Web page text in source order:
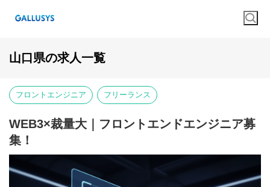
山口県の求人一覧
フロントエンジニア フリーランス
WEB3×裁量大｜フロントエンドエンジニア募
集！